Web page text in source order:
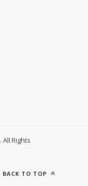
. All Rights
BACK TO TOP